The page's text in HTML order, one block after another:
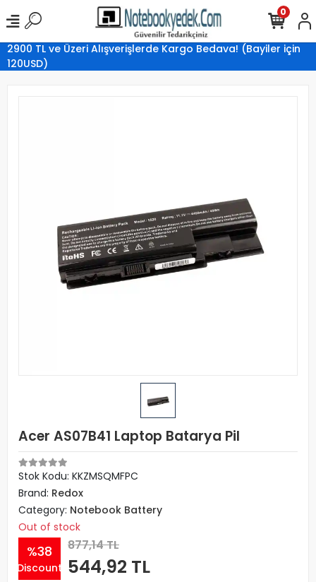
2900 TL ve Üzeri Alışverişlerde Kargo Bedava! (Bayiler için
120USD)
0
Acer AS07B41 Laptop Batarya Pil
Stok Kodu: KKZMSQMFPC
Brand: Redox
Category: Notebook Battery
Out of stock
%38
Discount
877,14 TL
544,92 TL